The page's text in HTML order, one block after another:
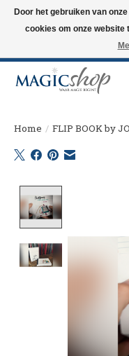
Altijd de nieuwste trucs op
Langskomen in onze winkel?
Home / FLIP BOOK by
Door het gebruiken van
cookies om onze website